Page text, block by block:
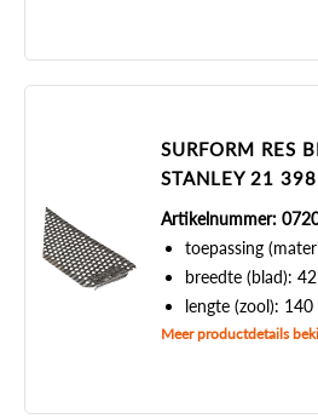
SURFORM RES
STANLEY 21 398
Artikelnummer:
toepassing
breedte (blad):
lengte (zool): 140
Meer productdetails